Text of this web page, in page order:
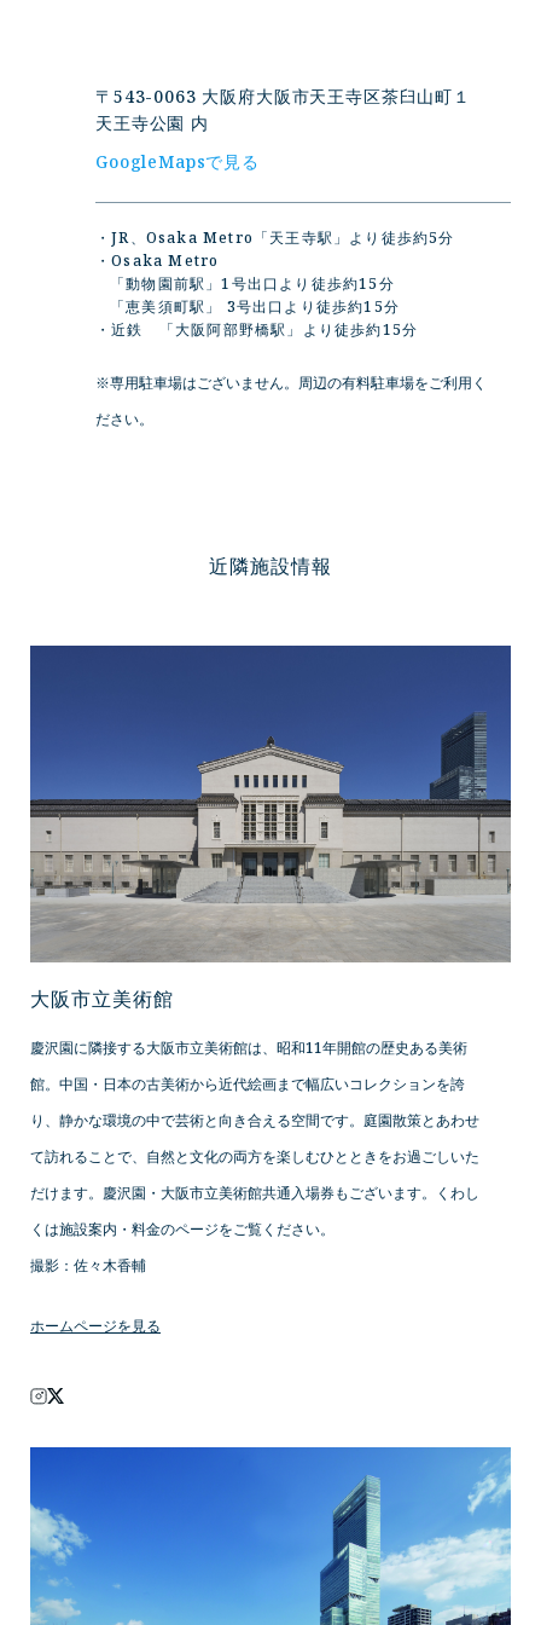
〒543-0063 大阪府大阪市天王寺区茶臼山町１
天王寺公園 内
GoogleMapsで見る
JR、Osaka Metro「天王寺駅」より徒歩約5分
Osaka Metro
「動物園前駅」1号出口より徒歩約15分
「恵美須町駅」 3号出口より徒歩約15分
近鉄 「大阪阿部野橋駅」より徒歩約15分
※専用駐車場はございません。周辺の有料駐車場をご利用く
ださい。
近隣施設情報
大阪市立美術館
慶沢園に隣接する大阪市立美術館は、昭和11年開館の歴史ある美術
館。中国・日本の古美術から近代絵画まで幅広いコレクションを誇
り、静かな環境の中で芸術と向き合える空間です。庭園散策とあわせ
て訪れることで、自然と文化の両方を楽しむひとときをお過ごしいた
だけます。慶沢園・大阪市立美術館共通入場券もございます。くわし
くは施設案内・料金のページをご覧ください。
撮影：佐々木香輔
ホームページを見る